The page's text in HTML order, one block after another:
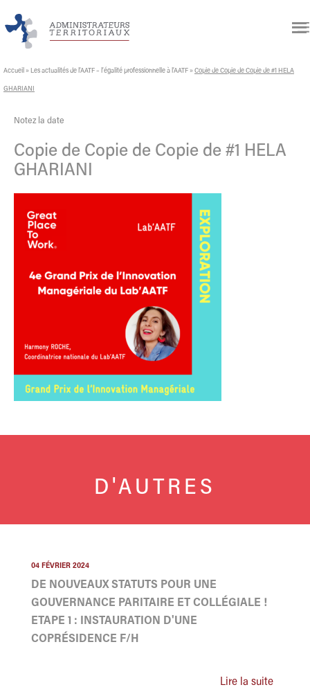
Accueil » Les actualités de l’AATF – l’égalité professionnelle à l’AATF » Copie de Copie de Copie de #1 HELA
GHARIANI
Notez la date
Copie de Copie de Copie de #1 HELA
GHARIANI
D'AUTRES
04 FÉVRIER 2024
DE NOUVEAUX STATUTS POUR UNE
GOUVERNANCE PARITAIRE ET COLLÉGIALE !
ETAPE 1 : INSTAURATION D'UNE
COPRÉSIDENCE F/H
Lire la suite